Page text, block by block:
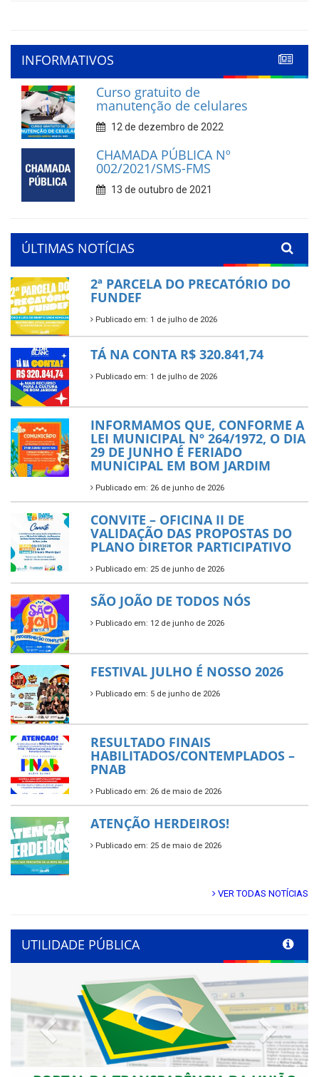
INFORMATIVOS
Curso gratuito de
manutenção de celulares
12 de dezembro de 2022
CHAMADA PÚBLICA Nº
002/2021/SMS-FMS
13 de outubro de 2021
ÚLTIMAS NOTÍCIAS
2ª PARCELA DO PRECATÓRIO DO
FUNDEF
Publicado em: 1 de julho de 2026
TÁ NA CONTA R$ 320.841,74
Publicado em: 1 de julho de 2026
INFORMAMOS QUE, CONFORME A
LEI MUNICIPAL Nº 264/1972, O DIA
29 DE JUNHO É FERIADO
MUNICIPAL EM BOM JARDIM
Publicado em: 26 de junho de 2026
CONVITE – OFICINA II DE
VALIDAÇÃO DAS PROPOSTAS DO
PLANO DIRETOR PARTICIPATIVO
Publicado em: 25 de junho de 2026
SÃO JOÃO DE TODOS NÓS
Publicado em: 12 de junho de 2026
FESTIVAL JULHO É NOSSO 2026
Publicado em: 5 de junho de 2026
RESULTADO FINAIS
HABILITADOS/CONTEMPLADOS –
PNAB
Publicado em: 26 de maio de 2026
ATENÇÃO HERDEIROS!
Publicado em: 25 de maio de 2026
VER TODAS NOTÍCIAS
UTILIDADE PÚBLICA
Previous Next